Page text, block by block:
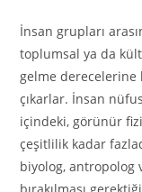
İnsan grupları
toplumsal ya da
gelme derecelerine
çıkarlar. İnsan
içindeki, görünür
çeşitlilik kadar
biyolog, antropolog